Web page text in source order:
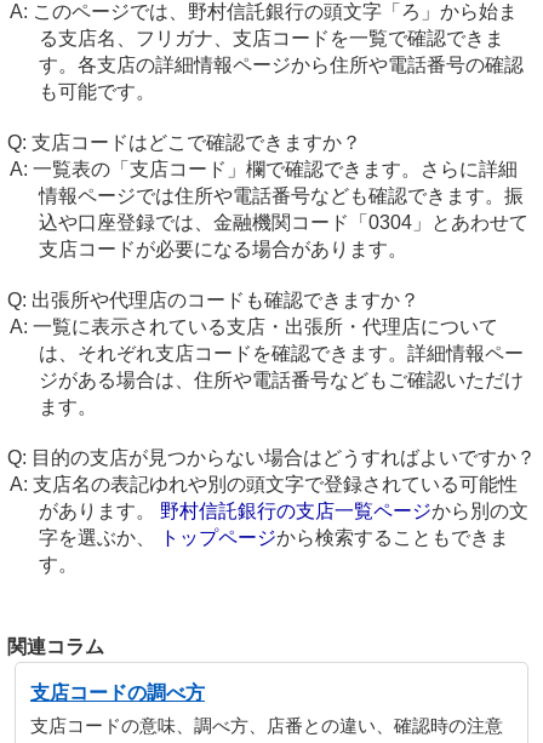
このページでは、野村信託銀行の頭文字「ろ」から始ま
る支店名、フリガナ、支店コードを一覧で確認できま
す。各支店の詳細情報ページから住所や電話番号の確認
も可能です。
支店コードはどこで確認できますか？
一覧表の「支店コード」欄で確認できます。さらに詳細
情報ページでは住所や電話番号なども確認できます。振
込や口座登録では、金融機関コード「0304」とあわせて
支店コードが必要になる場合があります。
出張所や代理店のコードも確認できますか？
一覧に表示されている支店・出張所・代理店について
は、それぞれ支店コードを確認できます。詳細情報ペー
ジがある場合は、住所や電話番号などもご確認いただけ
ます。
目的の支店が見つからない場合はどうすればよいですか？
支店名の表記ゆれや別の頭文字で登録されている可能性
があります。 野村信託銀行の支店一覧ページから別の文
字を選ぶか、
トップページから検索することもできま
す。
関連コラム
支店コードの調べ方
支店コードの意味、調べ方、店番との違い、確認時の注意